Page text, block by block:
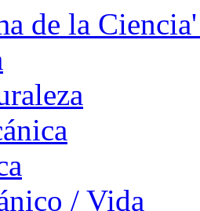
de la
/ Vida